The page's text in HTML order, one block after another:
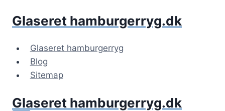
Glaseret hamburgerryg.dk
Glaseret hamburgerryg
Blog
Sitemap
Glaseret hamburgerryg.dk